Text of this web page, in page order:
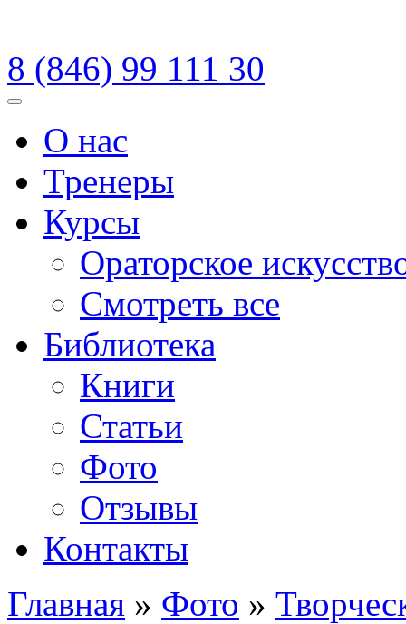
8 (846) 99 111 30
Меню
О нас
Тренеры
Курсы
Ораторское
Смотреть все
Библиотека
Книги
Статьи
Фото
Отзывы
Контакты
Главная » Фото »